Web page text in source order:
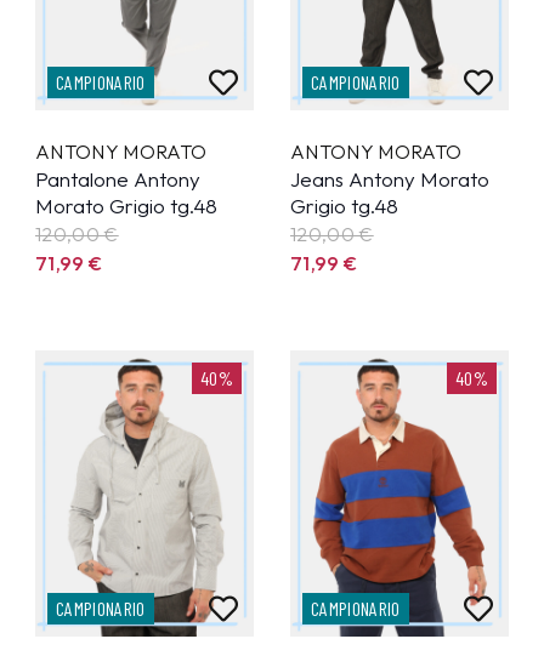
CAMPIONARIO
ANTONY MORATO
Pantalone Antony
Morato Grigio tg.48
120,00 €
71,99€
CAMPIONARIO
ANTONY MORATO
Jeans Antony Morato
Grigio tg.48
120,00 €
71,99€
40%
CAMPIONARIO
40%
CAMPIONARIO